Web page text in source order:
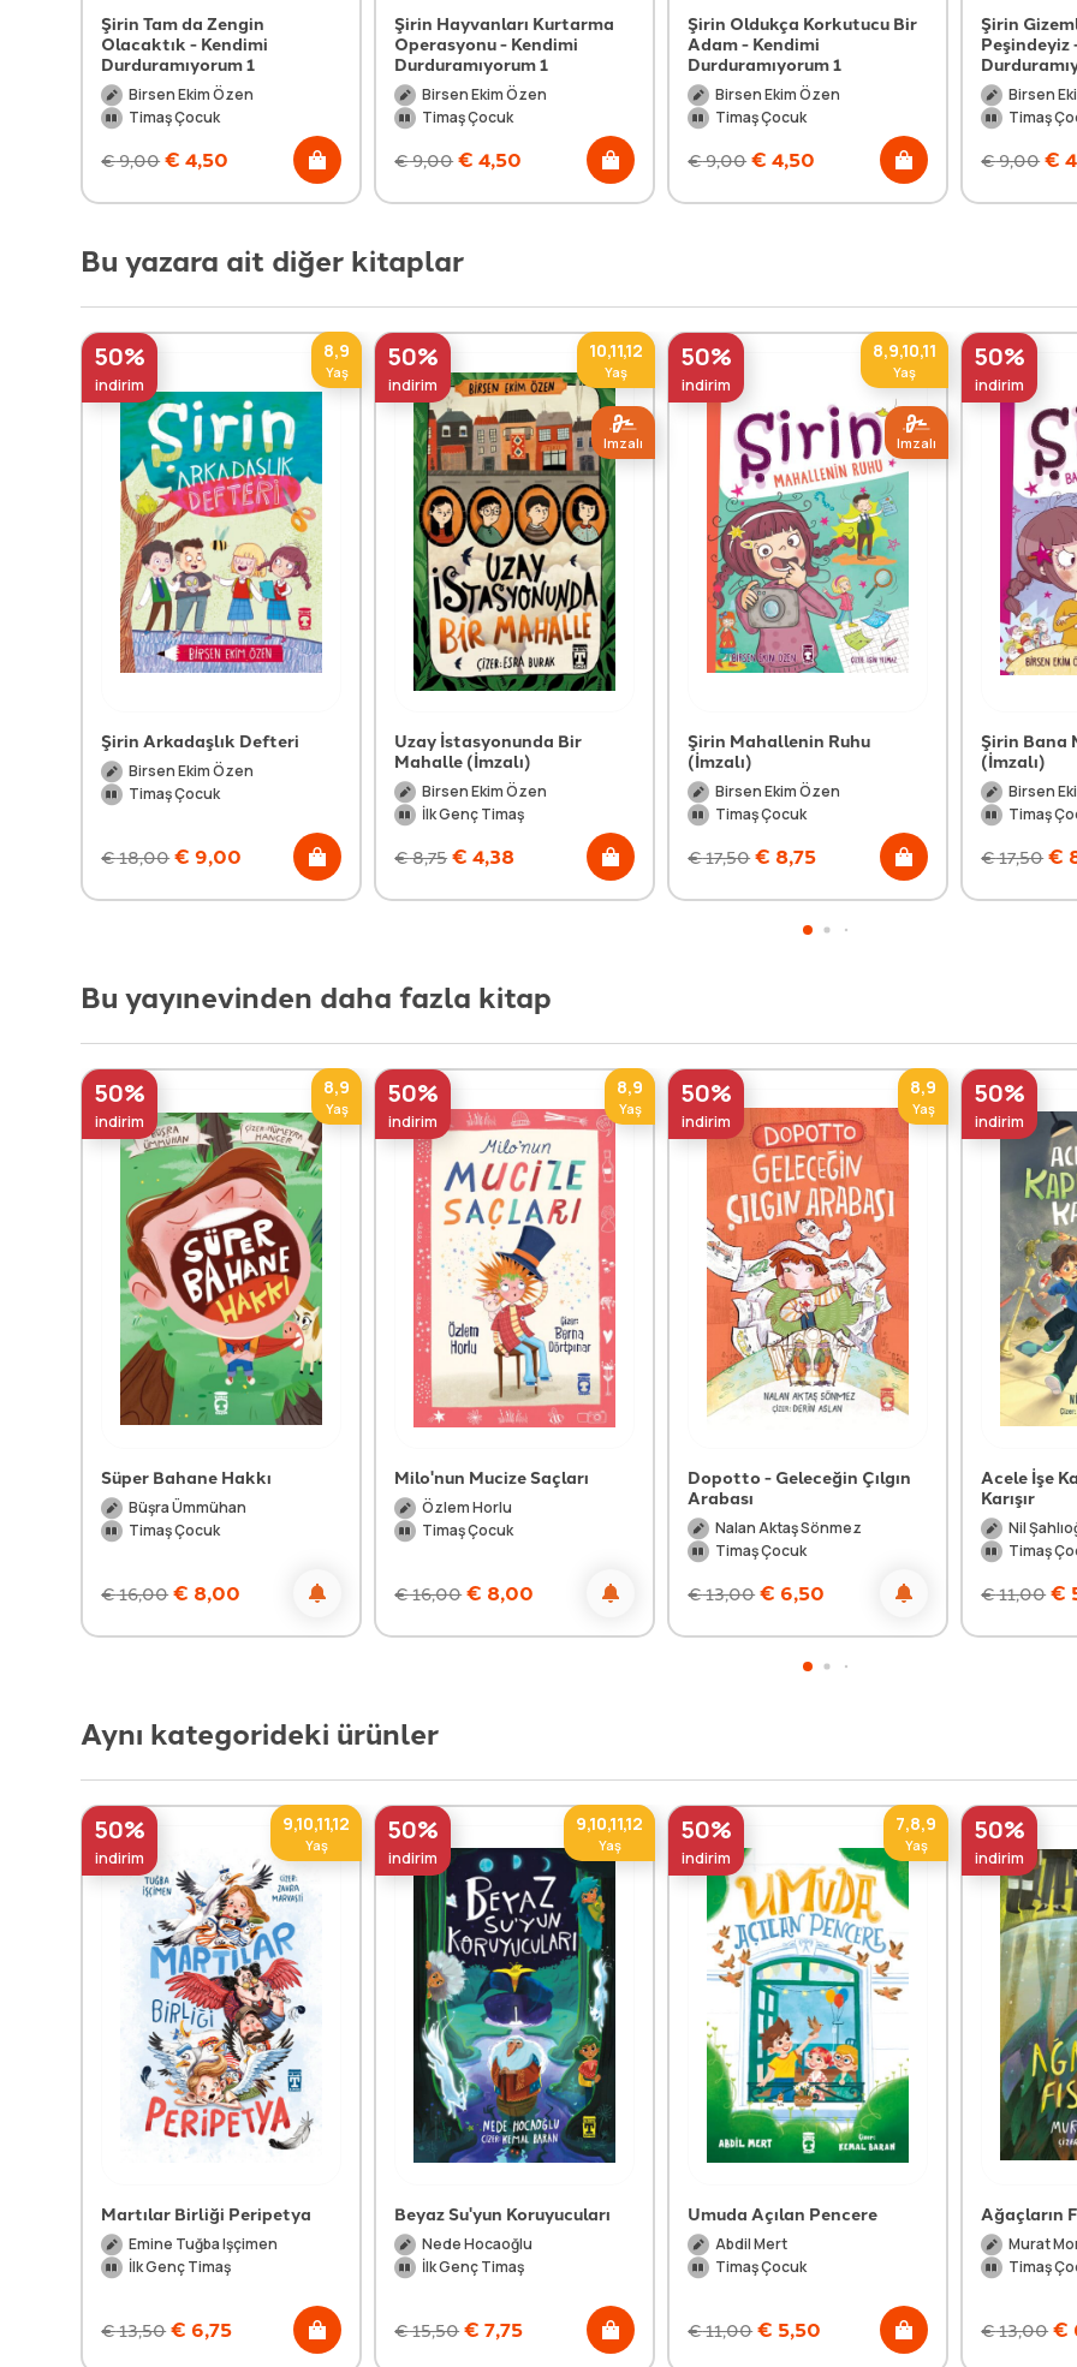
Şirin Tam da Zengin
Olacaktık - Kendimi
Durduramıyorum 1
Birsen Ekim Özen
Timaş Çocuk
€9,00 € 4,50
Şirin Hayvanları Kurtarma
Operasyonu - Kendimi
Durduramıyorum 1
Birsen Ekim Özen
Timaş Çocuk
€9,00 € 4,50
Şirin Oldukça Korkutucu Bir
Adam - Kendimi
Durduramıyorum 1
Birsen Ekim Özen
Timaş Çocuk
€9,00 € 4,50
Şirin
Peşindeyiz
Birsen
Timaş
€9,00 €
Bu yazara ait diğer kitaplar
50%
indirim
8,9
Yaş
Şirin Arkadaşlık Defteri
Birsen Ekim Özen
Timaş Çocuk
€18,00 € 9,00
50%
indirim
10,11,12
Yaş
Imzalı
Uzay İstasyonunda Bir
Mahalle (İmzalı)
Birsen Ekim Özen
İlk Genç Timaş
€8,75 € 4,38
50%
indirim
8,9,10,11
Yaş
Imzalı
Şirin Mahallenin Ruhu
(İmzalı)
Birsen Ekim Özen
Timaş Çocuk
€17,50 € 8,75
50%
indirim
Şirin Bana
(İmzalı)
Birsen
Timaş
€17,50 €
Bu yayınevinden daha fazla kitap
50%
indirim
8,9
Yaş
Süper Bahane Hakkı
Büşra Ümmühan
Timaş Çocuk
€16,00 € 8,00
50%
indirim
8,9
Yaş
Milo'nun Mucize Saçları
Özlem Horlu
Timaş Çocuk
€16,00 € 8,00
50%
indirim
8,9
Yaş
Dopotto - Geleceğin Çılgın
Arabası
Nalan Aktaş Sönmez
Timaş Çocuk
€13,00 € 6,50
50%
indirim
Acele İşe
Karışır
Nil
Timaş
€11,00 €
Aynı kategorideki ürünler
50%
indirim
9,10,11,12
Yaş
Martılar Birliği Peripetya
Emine Tuğba Işçimen
İlk Genç Timaş
€13,50 € 6,75
50%
indirim
9,10,11,12
Yaş
Beyaz Su'yun Koruyucuları
Nede Hocaoğlu
İlk Genç Timaş
€15,50 € 7,75
50%
indirim
7,8,9
Yaş
Umuda Açılan Pencere
Abdil Mert
Timaş Çocuk
€11,00 € 5,50
50%
indirim
Ağaçların
Murat
Timaş
€13,00 €